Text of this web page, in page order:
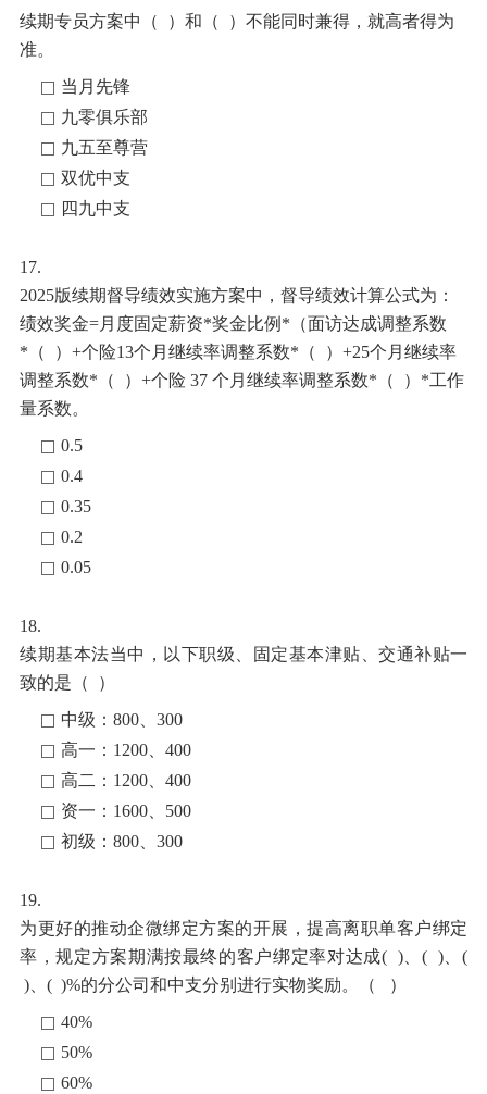
续期专员方案中（
）和（
）不能同时兼得，就高者得为
准。
当月先锋
九零俱乐部
九五至尊营
双优中支
四九中支
17.
2025版续期督导绩效实施方案中，督导绩效计算公式为：
绩效奖金=月度固定薪资*奖金比例*（面访达成调整系数
*（ ）+个险13个月继续率调整系数*（ ）+25个月继续率
调整系数*（ ）+个险 37 个月继续率调整系数*（ ）*工作
量系数。
0.5
0.4
0.35
0.2
0.05
18.
续期基本法当中， 以下职级、固定基本津贴、交通补贴一
致的是（
）
中级：800、300
高一：1200、400
高二：1200、400
资一：1600、500
初级：800、300
19.
为更好的推动企微绑定方案的开展，提高离职单客户绑定
率，规定方案期满按最终的客户绑定率对达成( )、( )、(
)、( )%的分公司和中支分别进行实物奖励。 （
）
40%
50%
60%